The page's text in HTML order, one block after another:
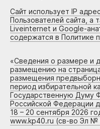
Сайт использует IP
Пользователей сайта, а
Liveinternet и Google-
содержатся в Политике
«Сведения о размере и
размещению на
размещения
период избирательной
Государственную Думу
Российской Федерации
18 – 20 сентября 2026
www.kp40.ru (св-во Эл №